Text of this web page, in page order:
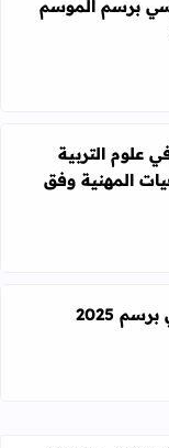
الموسم الدراسي 2026-
برسم الموسم
في علوم التربية
علوم التربية
المهنية وفق
2025
2025